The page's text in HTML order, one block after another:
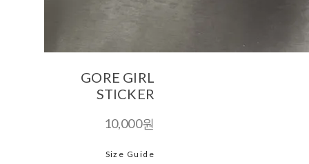
GORE GIRL
STICKER
10,000원
Size Guide